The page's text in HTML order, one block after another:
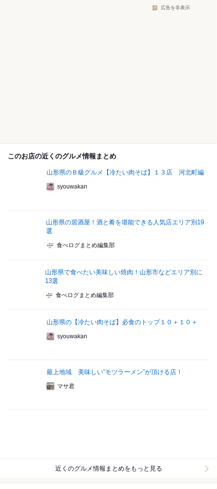
広告を非表示
このお店の近くのグルメ情報まとめ
山形県のＢ級グルメ【冷たい肉そば】１３店 河北町編
syouwakan
山形県の居酒屋！酒と肴を堪能できる人気店エリア別19
選
食べログまとめ編集部
山形県で食べたい美味しい焼肉！山形市などエリア別に
13選
食べログまとめ編集部
山形県の【冷たい肉そば】必食のトップ１０＋１０＋
syouwakan
最上地域 美味しい“モツラーメン”が頂ける店！
マサ君
近くのグルメ情報まとめをもっと見る